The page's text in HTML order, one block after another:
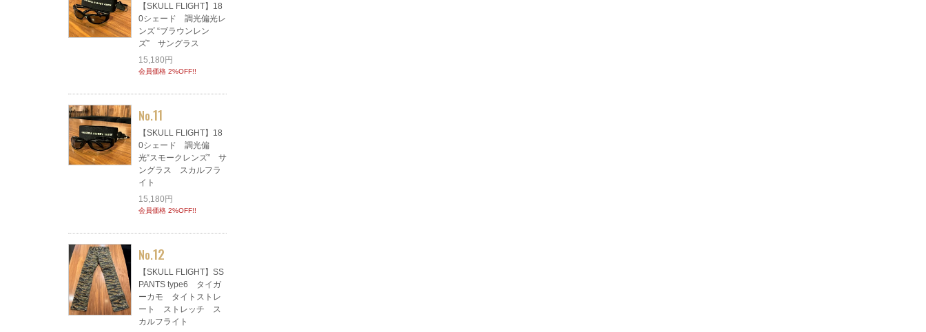
【SKULL FLIGHT】18
0シェード 調光偏光レ
ンズ “ブラウンレン
ズ” サングラス
15,180円
会員価格 2%OFF!!
No.11
【SKULL FLIGHT】18
0シェード 調光偏
光“スモークレンズ” サ
ングラス スカルフラ
イト
15,180円
会員価格 2%OFF!!
No.12
【SKULL FLIGHT】SS
PANTS type6 タイガ
ーカモ タイトストレ
ート ストレッチ ス
カルフライト